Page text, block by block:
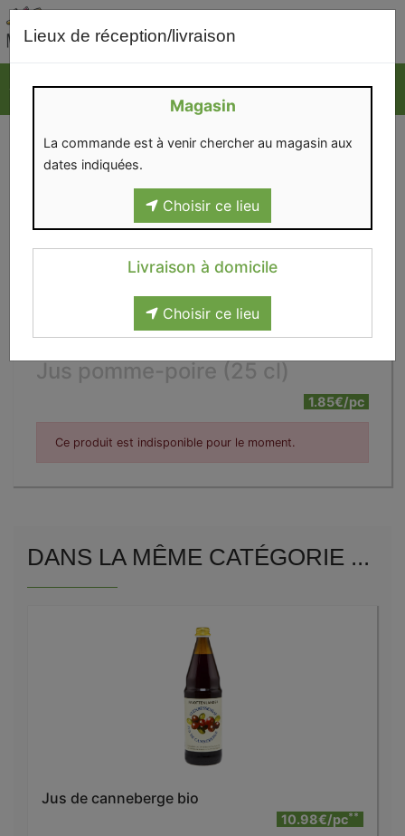
Lieux de réception/livraison
Magasin
La commande est à venir chercher au magasin aux
dates indiquées.
Choisir ce lieu
Livraison à domicile
Choisir ce lieu
Jus pomme-poire (25 cl)
1.85€/pc
Ce produit est indisponible pour le moment.
DANS LA MÊME CATÉGORIE ...
Jus de canneberge bio
10.98€/pc**